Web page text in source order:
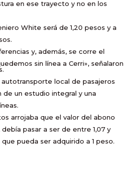
en ese trayecto y no en los
White será de 1,20 pesos y a
y, además, se corre el
sin línea a Cerri», señalaron
local de pasajeros
de un estudio integral y una
arrojaba que el valor del abono
pasar a ser de entre 1,07 y
pueda ser adquirido a 1 peso.